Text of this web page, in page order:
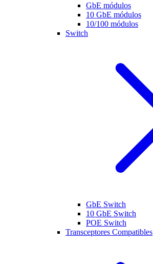
GbE módulos
10 GbE módulos
10/100 módulos
Switch
GbE Switch
10 GbE Switch
POE Switch
Transceptores Compatibles